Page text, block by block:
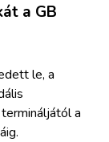
a GB
le, a
a